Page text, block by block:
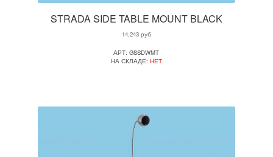
STRADA SIDE TABLE MOUNT BLACK
14,243руб
АРТ: GSSDWMT
НА СКЛАДЕ: НЕТ